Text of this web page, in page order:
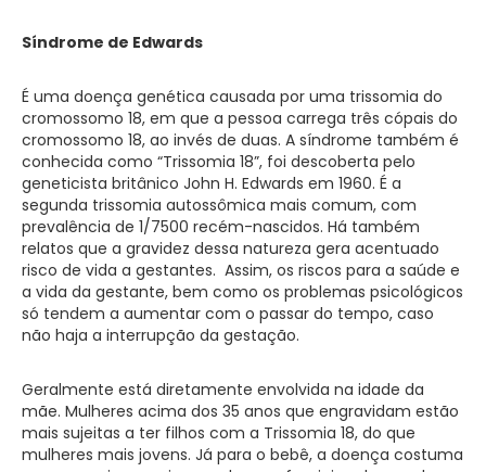
Síndrome de Edwards
É uma doença genética causada por uma trissomia do
cromossomo 18, em que a pessoa carrega três cópais do
cromossomo 18, ao invés de duas. A síndrome também é
conhecida como “Trissomia 18”, foi descoberta pelo
geneticista britânico John H. Edwards em 1960. É a
segunda trissomia autossômica mais comum, com
prevalência de 1/7500 recém-nascidos. Há também
relatos que a gravidez dessa natureza gera acentuado
risco de vida a gestantes. Assim, os riscos para a saúde e
a vida da gestante, bem como os problemas psicológicos
só tendem a aumentar com o passar do tempo, caso
não haja a interrupção da gestação.
Geralmente está diretamente envolvida na idade da
mãe. Mulheres acima dos 35 anos que engravidam estão
mais sujeitas a ter filhos com a Trissomia 18, do que
mulheres mais jovens. Já para o bebê, a doença costuma